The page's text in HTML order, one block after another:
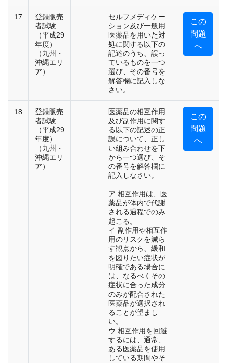
17
登録販売
者試験
（平成29
年度）
（九州・
沖縄エリ
ア）
セルフメディケー
ション及び一般用
医薬品を用いた対
処に関する以下の
記述のうち、誤っ
ているものを一つ
選び、その番号を
解答欄に記入しな
さい。
この
問題
へ
18
登録販売
者試験
（平成29
年度）
（九州・
沖縄エリ
ア）
医薬品の相互作用
及び副作用に関す
る以下の記述の正
誤について、正し
い組み合わせを下
から一つ選び、そ
の番号を解答欄に
記入しなさい。
ア 相互作用は、医
薬品が体内で代謝
される過程でのみ
起こる。
イ 副作用や相互作
用のリスクを減ら
す観点から、緩和
を図りたい症状が
明確である場合に
は、なるべくその
症状に合った成分
のみが配合された
医薬品が選択され
ることが望まし
い。
ウ 相互作用を回避
するには、通常、
ある医薬品を使用
している期間やそ
この
問題
へ